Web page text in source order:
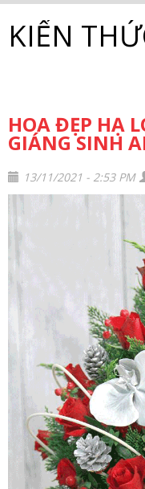
KIẾN
HOA ĐẸP HẠ
GIÁNG SINH
13/11/2021 - 2:53 PM